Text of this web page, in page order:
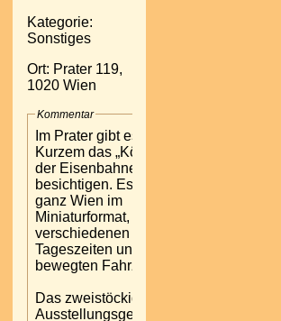
Kategorie:
Sonstiges
Ort: Prater 119,
1020 Wien
Kommentar
Im Prater gibt es seit
Kurzem das „Königreich
der Eisenbahnen“ zu
besichtigen. Es zeigt
ganz Wien im
Miniaturformat, zu
verschiedenen
Tageszeiten und mit
bewegten Fahrzeugen.
Das zweistöckige
Ausstellungsgebäude